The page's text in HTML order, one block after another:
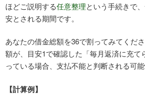
ほどご説明する任意整理という手続きで
安とされる期間です。
あなたの借金総額を36で割ってみてくだ
額が、目安1で確認した「毎月返済に充て
っている場合、支払不能と判断される可能
【計算例】